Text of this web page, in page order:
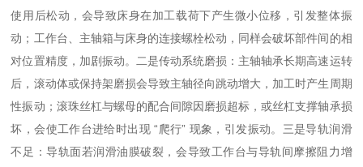
使用后松动，会导致床身在加工载荷下产生微小位移，引发整体振
动；工作台、主轴箱与床身的连接螺栓松动，同样会破坏部件间的相
对位置精度，加剧振动。二是传动系统磨损：主轴轴承长期高速运转
后，滚动体或保持架磨损会导致主轴径向跳动增大，加工时产生周期
性振动；滚珠丝杠与螺母的配合间隙因磨损超标，或丝杠支撑轴承损
坏，会使工作台进给时出现 “爬行” 现象，引发振动。三是导轨润滑
不足：导轨面若润滑油膜破裂，会导致工作台与导轨间摩擦阻力增